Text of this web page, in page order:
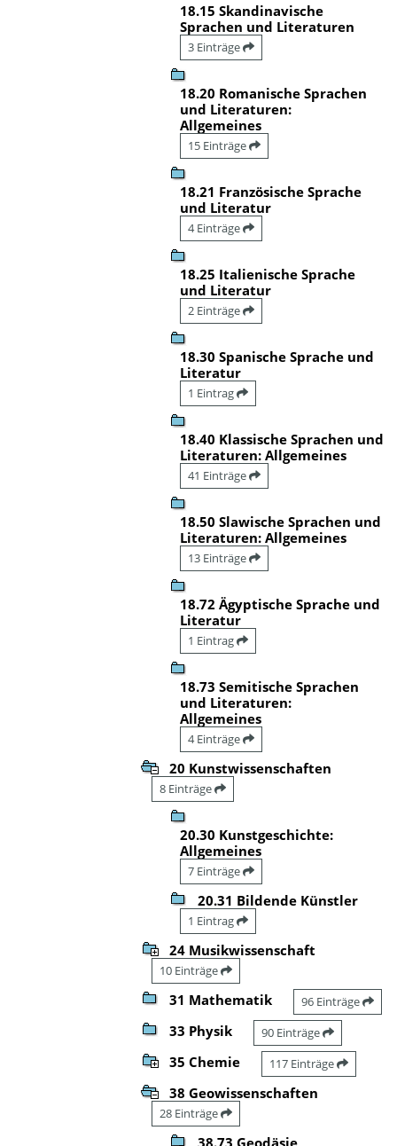
18.15 Skandinavische
Sprachen und Literaturen
3 Einträge
18.20 Romanische Sprachen
und Literaturen:
Allgemeines
15 Einträge
18.21 Französische Sprache
und Literatur
4 Einträge
18.25 Italienische Sprache
und Literatur
2 Einträge
18.30 Spanische Sprache und
Literatur
1 Eintrag
18.40 Klassische Sprachen und
Literaturen: Allgemeines
41 Einträge
18.50 Slawische Sprachen und
Literaturen: Allgemeines
13 Einträge
18.72 Ägyptische Sprache und
Literatur
1 Eintrag
18.73 Semitische Sprachen
und Literaturen:
Allgemeines
4 Einträge
20 Kunstwissenschaften
8 Einträge
20.30 Kunstgeschichte:
Allgemeines
7 Einträge
20.31 Bildende Künstler
1 Eintrag
24 Musikwissenschaft
10 Einträge
31 Mathematik 96 Einträge
33 Physik 90 Einträge
35 Chemie 117 Einträge
38 Geowissenschaften
28 Einträge
38.73 Geodäsie